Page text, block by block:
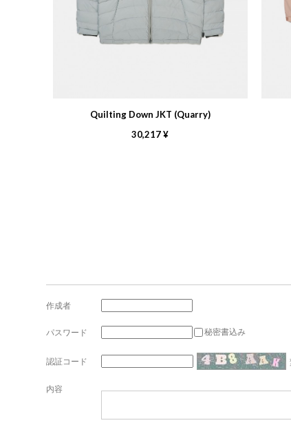
Quilting Down JKT (Quarry)
30,217 ¥
作成者
パスワード 秘密書込み
認証コード
内容